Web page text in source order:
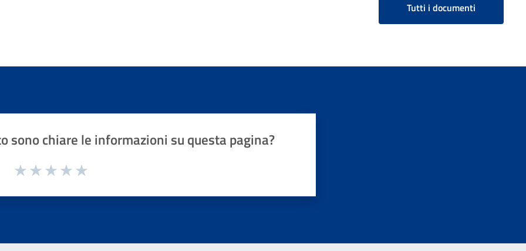
Tutti i documenti
sono chiare le informazioni su questa pagina?
1 a 5 stelle la pagina